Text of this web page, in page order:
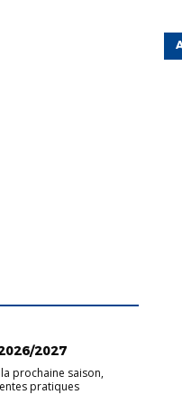
2027
prochaine saison,
pratiques